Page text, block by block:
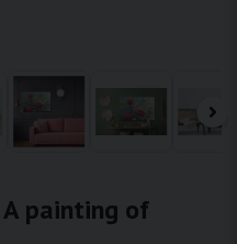
painting of